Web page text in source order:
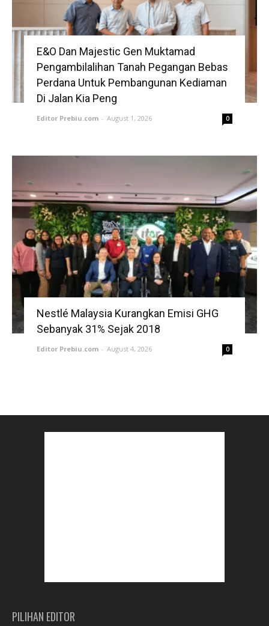
E&O Dan Majestic Gen Muktamad
Pengambilalihan Tanah Pegangan Bebas
Perdana Untuk Pembangunan Kediaman
Di Jalan Kia Peng
Editor Prebiu.com - August 1, 2026 0
Nestlé Malaysia Kurangkan Emisi GHG
Sebanyak 31% Sejak 2018
Editor Prebiu.com - August 4, 2026 0
PILIHAN EDITOR